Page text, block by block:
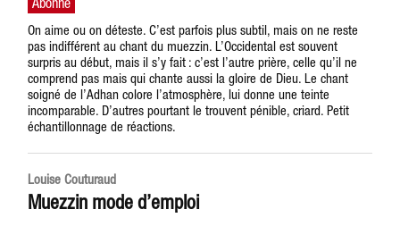
On aime ou on déteste. C’est parfois plus subtil, mais on ne reste
pas indifférent au chant du muezzin. L’Occidental est souvent
surpris au début, mais il s’y fait : c’est l’autre prière, celle qu’il ne
comprend pas mais qui chante aussi la gloire de Dieu. Le chant
soigné de l’Adhan colore l’atmosphère, lui donne une teinte
incomparable. D’autres pourtant le trouvent pénible, criard. Petit
échantillonnage de réactions.
Louise Couturaud
Muezzin mode d’emploi